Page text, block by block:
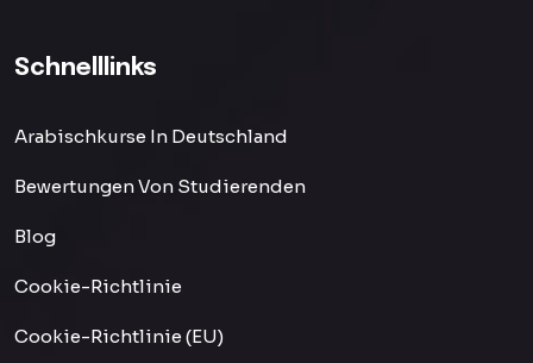
Schnelllinks
Arabischkurse In Deutschland
Bewertungen Von Studierenden
Blog
Cookie-Richtlinie
Cookie-Richtlinie (EU)